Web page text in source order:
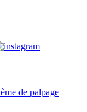
de palpage